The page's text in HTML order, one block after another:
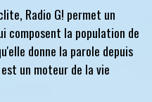
Radio G! permet un
composent la population de
donne la parole depuis
un moteur de la vie